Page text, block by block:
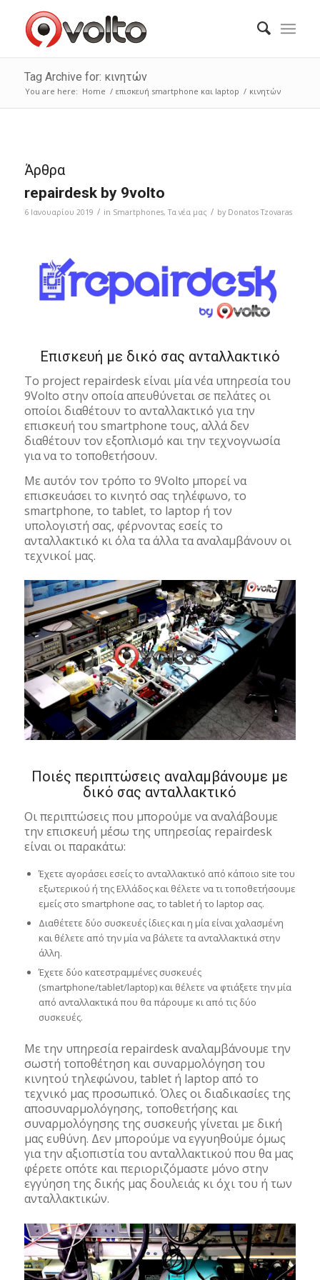
Tag Archive for: κινητών
You are here: Home / επισκευή smartphone και laptop / κινητών
Άρθρα
repairdesk by 9volto
6 Ιανουαρίου 2019 / in Smartphones,Τα νέα μας / by Donatos Tzovaras
Επισκευή με δικό σας ανταλλακτικό
To project repairdesk είναι μία νέα υπηρεσία του
9Volto στην οποία απευθύνεται σε πελάτες οι
οποίοι διαθέτουν το ανταλλακτικό για την
επισκευή του smartphone τους, αλλά δεν
διαθέτουν τον εξοπλισμό και την τεχνογνωσία
για να το τοποθετήσουν.
Με αυτόν τον τρόπο το 9Volto μπορεί να
επισκευάσει το κινητό σας τηλέφωνο, το
smartphone, το tablet, το laptop ή τον
υπολογιστή σας, φέρνοντας εσείς το
ανταλλακτικό κι όλα τα άλλα τα αναλαμβάνουν οι
τεχνικοί μας.
Ποιές περιπτώσεις αναλαμβάνουμε με
δικό σας ανταλλακτικό
Οι περιπτώσεις που μπορούμε να αναλάβουμε
την επισκευή μέσω της υπηρεσίας repairdesk
είναι οι παρακάτω:
Έχετε αγοράσει εσείς το ανταλλακτικό από κάποιο site του
εξωτερικού ή της Ελλάδος και θέλετε να τι τοποθετήσουμε
εμείς στο smartphone σας, το tablet ή το laptop σας.
Διαθέτετε δύο συσκευές ίδιες και η μία είναι χαλασμένη
και θέλετε από την μία να βάλετε τα ανταλλακτικά στην
άλλη.
Έχετε δύο κατεστραμμένες συσκευές
(smartphone/tablet/laptop) και θέλετε να φτιάξετε την μία
από ανταλλακτικά που θα πάρουμε κι από τις δύο
συσκευές.
Με την υπηρεσία repairdesk αναλαμβάνουμε την
σωστή τοποθέτηση και συναρμολόγηση του
κινητού τηλεφώνου, tablet ή laptop από το
τεχνικό μας προσωπικό. Όλες οι διαδικασίες της
αποσυναρμολόγησης, τοποθετήσης και
συναρμολόγησης της συσκευής γίνεται με δική
μας ευθύνη. Δεν μπορούμε να εγγυηθούμε όμως
για την αξιοπιστία του ανταλλακτικού που θα μας
φέρετε οπότε και περιοριζόμαστε μόνο στην
εγγύηση της δικής μας δουλειάς κι όχι του ή των
ανταλλακτικών.